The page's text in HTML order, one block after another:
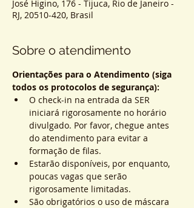
José Higino, 176 - Tijuca, Rio de Janeiro -
RJ, 20510-420, Brasil
Sobre o atendimento
Orientações para o Atendimento (siga
todos os protocolos de segurança):
O check-in na entrada da SER
iniciará rigorosamente no horário
divulgado. Por favor, chegue antes
do atendimento para evitar a
formação de filas.
Estarão disponíveis, por enquanto,
poucas vagas que serão
rigorosamente limitadas.
São obrigatórios o uso de máscara